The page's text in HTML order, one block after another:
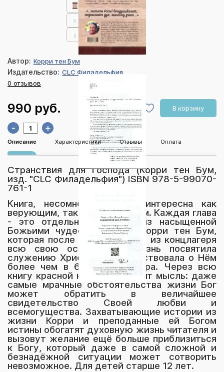
Автор: Корри тен Бум
Издательство: CLC Филадельфия
0 отзывов
990 руб. В корзину
- +
Описание Характеристики Отзывы Оплата
Странствия для Господа (Корри тен Бум,
изд. "CLC Филадельфия") ISBN 978-5-99070-
761-1
Книга, несомненно, будет интересна как
верующим, так и неверующим. Каждая глава
- это отдельная история из насыщенной
Божьими чудесами жизни Корри тен Бум,
которая после освобождения из концлагеря
всю свою оставшуюся жизнь посвятила
служению Христу и благовествовала о Нём
более чем в 65 странах мира. Через всю
книгу красной нитью проходит мысль: даже
самые мрачные обстоятельства жизни Бог
может обратить в величайшее
свидетельство Своей любви и
всемогущества. Захватывающие истории из
жизни Корри и преподанные ей Богом
истины обогатят духовную жизнь читателя и
вызовут желание ещё больше приблизиться
к Богу, который даже в самой сложной и
безнадёжной ситуации может сотворить
невозможное. Для детей старше 12 лет.